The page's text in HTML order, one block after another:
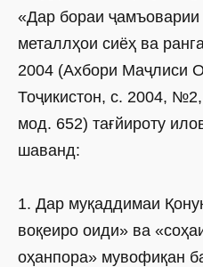
«Дар бораи ҷамъоварии
металлҳои сиёҳ ва
2004 (Ахбори Маҷлиси
Тоҷикистон, с. 2004,
мод. 652) тағйироту
шаванд:
1. Дар муқаддимаи
воқеиро оиди» ва
оҳанпора» мувофиқан